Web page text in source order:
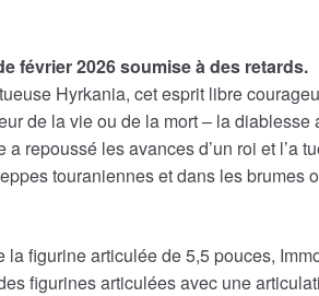
février 2026 soumise à des retards.
Hyrkania, cet esprit libre
de la vie ou de la mort – la diablesse
repoussé les avances d’un roi et l’a
touraniennes et dans les brumes
figurine articulée de 5,5 pouces,
figurines articulées avec une